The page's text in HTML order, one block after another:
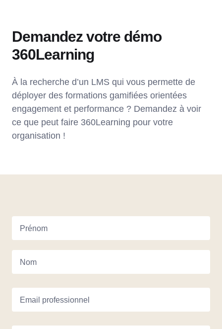
Demandez votre démo
360Learning
À la recherche d’un LMS qui vous permette de
déployer des formations gamifiées orientées
engagement et performance ? Demandez à voir
ce que peut faire 360Learning pour votre
organisation !
Prénom
Nom
Email professionnel